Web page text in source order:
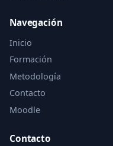
Navegación
Inicio
Formación
Metodología
Contacto
Moodle
Contacto